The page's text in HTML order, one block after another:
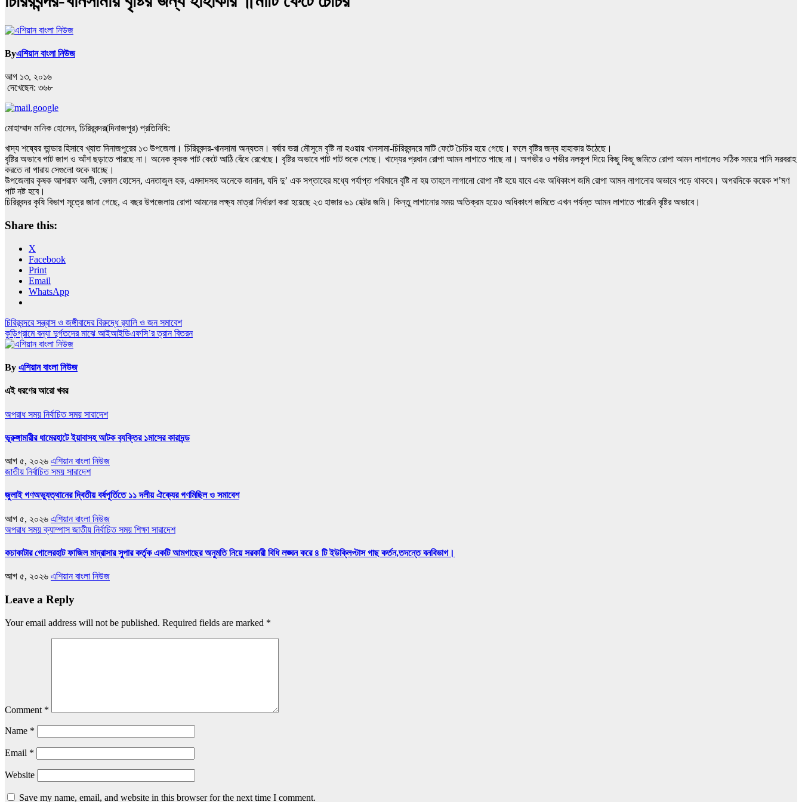
Byএশিয়ান বাংলা নিউজ
আগ ১৩, ২০১৬
দেখেছেন: ৩৬৮
মোহাম্মাদ মানিক হোসেন, চিরিরবন্দর(দিনাজপুর) প্রতিনিধি:
খাদ্য শষ্যের ভান্ডার হিসাবে খ্যাত দিনাজপুরের ১৩ উপজেলা। চিরিরবন্দর-খানসামা অন্যতম। বর্ষার ভরা মৌসুমে বৃষ্টি না হওয়ায় খানসামা-চিরিরবন্দরে মাটি ফেটে চৈচির হয়ে গেছে। ফলে বৃষ্টির জন্য হাহাকার উঠেছে।
বৃষ্টির অভাবে পাট জাগ ও আঁশ ছড়াতে পারছে না। অনেক কৃষক পাট কেটে আঠি বেঁধে রেখেছে। বৃষ্টির অভাবে পাট গাট শুকে গেছে। খাদ্যের প্রধান রোপা আমন লাগাতে পাছে না। অগভীর ও গভীর নলকূপ দিয়ে কিছু কিছূ জমিতে রোপা আমন লাগালেও সঠিক সময়ে পানি সরবরাহ
করতে না পারায় সেগুলো শুকে যাচ্ছে।
উপজেলার কৃষক আশরাফ আলী, বেলাল হোসেন, এনতাজুল হক, এমদাদসহ অনেকে জানান, যদি দু’ এক সপ্তাহের মধ্যে পর্যাপ্ত পরিমানে বৃষ্টি না হয় তাহলে লাগানো রোপা নষ্ট হয়ে যাবে এবং অধিকাংশ জমি রোপা আমন লাগানোর অভাবে পড়ে থাকবে। অপরদিকে কয়েক শ’মণ
পাট নষ্ট হবে।
চিরিরবন্দর কৃষি বিভাগ সূত্রে জানা গেছে, এ বছর উপজেলায় রোপা আমনের লক্ষ্য মাত্রা নির্ধারণ করা হয়েছে ২৩ হাজার ৬১ হেক্টর জমি। কিন্তু লাগানোর সময় অতিক্রম হয়েও অধিকাংশ জমিতে এখন পর্যন্ত আমন লাগাতে পারেনি বৃষ্টির অভাবে।
Share this:
X
Facebook
Print
Email
WhatsApp
Post
navigation
চিরিরবন্দরে সন্ত্রাস ও জঙ্গীবাদের বিরুদ্ধে র‌্যালি ও জন সমাবেশ
কুড়িগ্রামে বন্যা দুর্গতদের মাঝে আইআইডিএফসি’র ত্রান বিতরন
By এশিয়ান বাংলা নিউজ
এই ধরণের আরো খবর
অপরাধ সময় নির্বাচিত সময় সারাদেশ
ভূরুঙ্গামারীর ধামেরহাটে ইয়াবাসহ আটক ব‍্যক্তির ১মাসের কারাদন্ড
আগ ৫, ২০২৬ এশিয়ান বাংলা নিউজ
জাতীয় নির্বাচিত সময় সারাদেশ
জুলাই গণঅভ্যুত্থানের দ্বিতীয় বর্ষপূর্তিতে ১১ দলীয় ঐক্যের গণমিছিল ও সমাবেশ
আগ ৫, ২০২৬ এশিয়ান বাংলা নিউজ
অপরাধ সময়ক্যাম্পাসজাতীয় নির্বাচিত সময় শিক্ষা সারাদেশ
কচাকাটার গোলেরহাট ফাজিল মাদ্রাসার সুপার কর্তৃক একটি আমগাছের অনুমতি নিয়ে সরকারী বিধি লঙ্ঘন করে ৪ টি ইউক্লিপ্টাস গাছ কর্তন,তদন্তে বনবিভাগ।
আগ ৫, ২০২৬ এশিয়ান বাংলা নিউজ
Leave a Reply
Your email address will not be published. Required fields are marked *
Comment *
Name *
Email *
Website
Save my name, email, and website in this browser for the next time I comment.